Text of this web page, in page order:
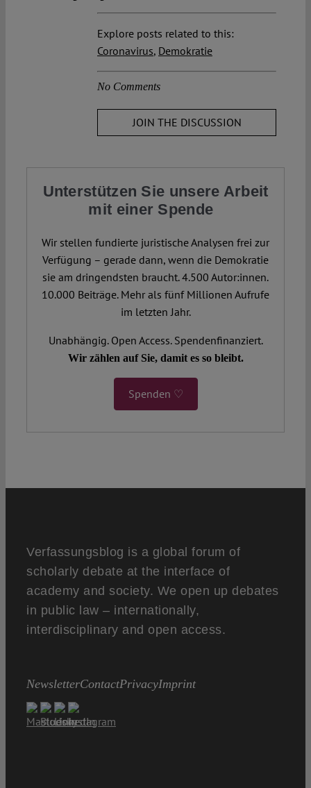
Explore posts related to this:
Coronavirus, Demokratie
No Comments
JOIN THE DISCUSSION
Unterstützen Sie unsere Arbeit
mit einer Spende
Wir stellen fundierte juristische Analysen frei zur
Verfügung – gerade dann, wenn die Demokratie
sie am dringendsten braucht. 4.500 Autor:innen.
10.000 Beiträge. Mehr als fünf Millionen Aufrufe
im letzten Jahr.
Unabhängig. Open Access. Spendenfinanziert.
Wir zählen auf Sie, damit es so bleibt.
Spenden ♡
Verfassungsblog is a global forum of
scholarly debate at the interface of
academy and society. We open up debates
in public law – internationally,
interdisciplinary and open access.
NewsletterContactPrivacyImprint